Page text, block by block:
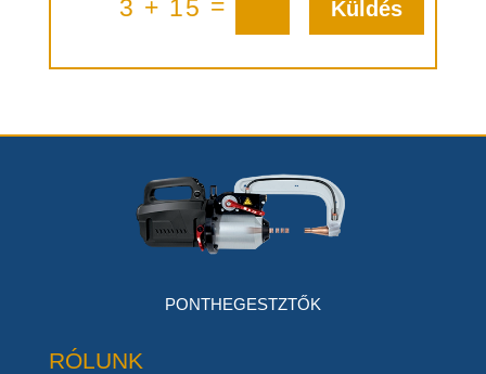
3 + 15 Küldés
PONTHEGESTZTŐK
RÓLUNK